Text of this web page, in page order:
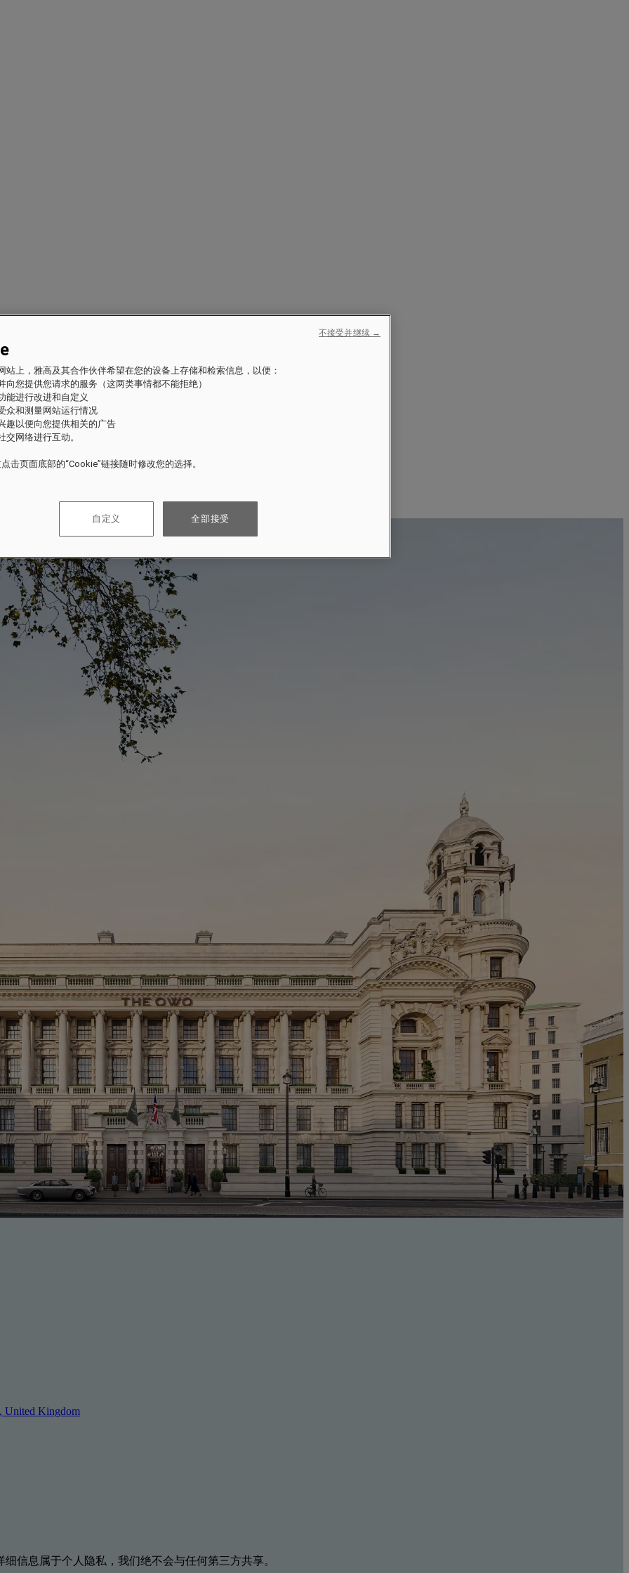
United Kingdom
细信息属于个人隐私，我们绝不会与任何第三方共享。
站上，雅高及其合作伙伴希望在您的设备上存储和检索信息，以便：
向您提供您请求的服务（这两类事情都不能拒绝）
能进行改进和自定义
众和测量网站运行情况
趣以便向您提供相关的广告
交网络进行互动。
击页面底部的“Cookie”链接随时修改您的选择。
自定义 全部接受
不接受并继续 →